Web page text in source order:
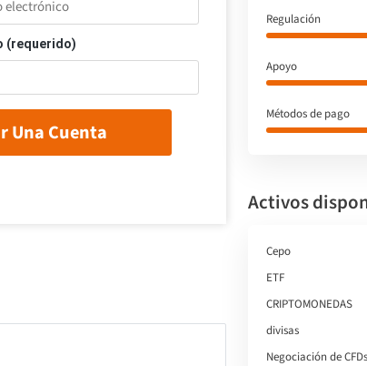
(requerido)
Una Cuenta
Regulación
Apoyo
Métodos de pago
Activos
Cepo
ETF
CRIPTOMONEDAS
divisas
Negociación de CFDs